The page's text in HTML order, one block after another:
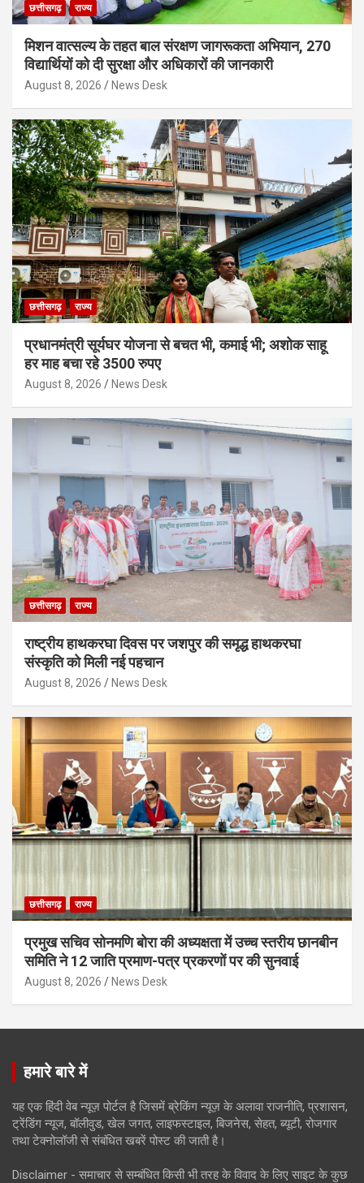
छत्तीसगढ़ राज्य
मिशन वात्सल्य के तहत बाल संरक्षण जागरूकता अभियान, 270
विद्यार्थियों को दी सुरक्षा और अधिकारों की जानकारी
August 8, 2026 News Desk
छत्तीसगढ़ राज्य
प्रधानमंत्री सूर्यघर योजना से बचत भी, कमाई भी; अशोक साहू
हर माह बचा रहे 3500 रुपए
August 8, 2026 News Desk
छत्तीसगढ़ राज्य
राष्ट्रीय हाथकरघा दिवस पर जशपुर की समृद्ध हाथकरघा
संस्कृति को मिली नई पहचान
August 8, 2026 News Desk
छत्तीसगढ़ राज्य
प्रमुख सचिव सोनमणि बोरा की अध्यक्षता में उच्च स्तरीय छानबीन
समिति ने 12 जाति प्रमाण-पत्र प्रकरणों पर की सुनवाई
August 8, 2026 News Desk
हमारे बारे में
यह एक हिंदी वेब न्यूज़ पोर्टल है जिसमें ब्रेकिंग न्यूज़ के अलावा राजनीति, प्रशासन,
ट्रेंडिंग न्यूज, बॉलीवुड, खेल जगत, लाइफस्टाइल, बिजनेस, सेहत, ब्यूटी, रोजगार
तथा टेक्नोलॉजी से संबंधित खबरें पोस्ट की जाती है।
Disclaimer - समाचार से सम्बंधित किसी भी तरह के विवाद के लिए साइट के कुछ